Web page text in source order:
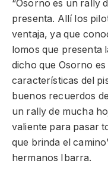
“Osorno es un rally
presenta. Allí los
ventaja, ya que
lomos que presenta
dicho que Osorno
características del
buenos recuerdos
un rally de mucha
valiente para pasar
que brinda el
hermanos Ibarra.